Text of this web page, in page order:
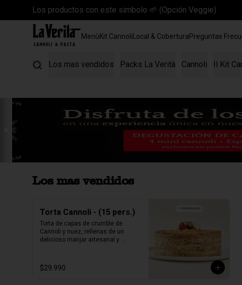
Los productos con este simbolo 🌱 (Opción Veggie)
MenùKit Cannoli Local & CoberturaPreguntas
Los mas vendidos Packs La Verità Cannoli Il Kit
Los mas vendidos
Torta Cannoli - (15 pers.)
Torta de capas de crumble de
Cannoli y nuez, rellenas de un
delicioso manjar artesanal y
$29.990